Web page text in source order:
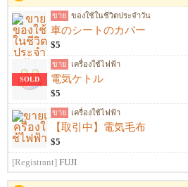
ขาย ของใช้ในชีวิตประจำวัน
車のシートのカバー
$5
SOLD
ขาย เครื่องใช้ไฟฟ้า
電気ケトル
$5
ขาย เครื่องใช้ไฟฟ้า
【取引中】電気毛布
$5
[Registrant] FUJI